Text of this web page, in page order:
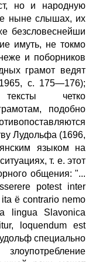
но и народную
ныне слышах, их
безсловеснейши
имуть, не токмо
и поборников
грамот ведят
с. 175—176);
тексты четко
подобно
Лудольфа (1696,
языком на
т. е. этот
общения: "...
potest inter
ё contrario nemo
lingua Slavonica
loquendum est
специально